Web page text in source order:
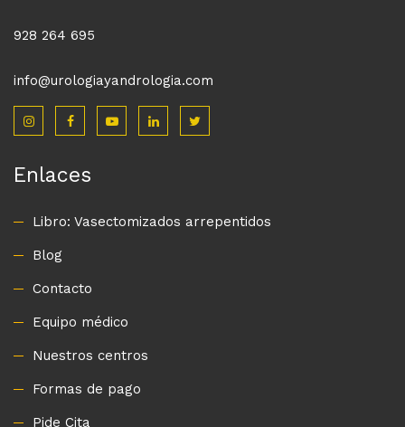
928 264 695
info@urologiayandrologia.com
Enlaces
Libro: Vasectomizados arrepentidos
Blog
Contacto
Equipo médico
Nuestros centros
Formas de pago
Pide Cita